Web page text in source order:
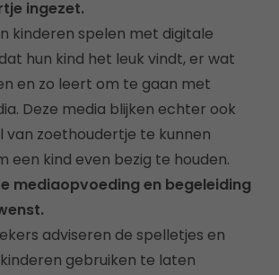
ingezet.
kinderen spelen met digitale
hun kind het leuk vindt, er wat
en zo leert om te gaan met
Deze media blijken echter ook
van zoethoudertje te kunnen
een kind even bezig te houden.
mediaopvoeding en begeleiding
adviseren de spelletjes en
gebruiken te laten